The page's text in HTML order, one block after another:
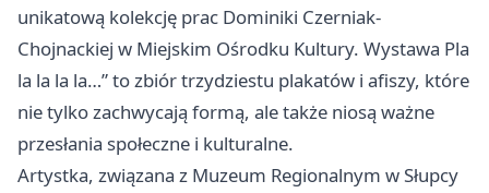
unikatową kolekcję prac Dominiki Czerniak-
Chojnackiej w Miejskim Ośrodku Kultury. Wystawa Pla
la la la la…” to zbiór trzydziestu plakatów i afiszy, które
nie tylko zachwycają formą, ale także niosą ważne
przesłania społeczne i kulturalne.
Artystka, związana z Muzeum Regionalnym w Słupcy